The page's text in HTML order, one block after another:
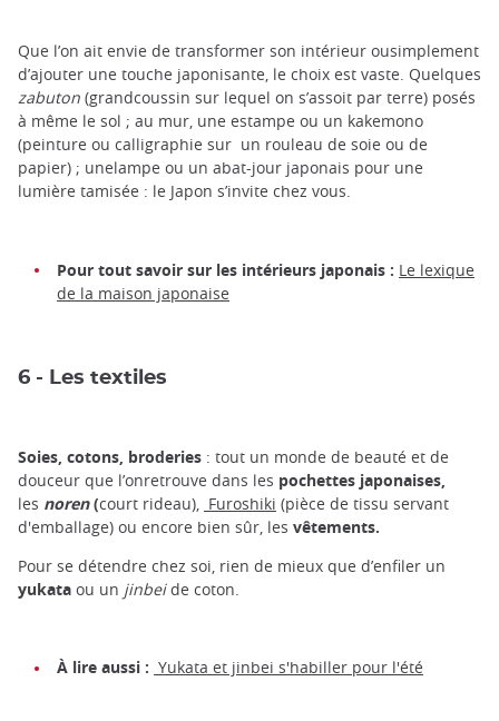
Que l’on ait envie de transformer son intérieur ousimplement
d’ajouter une touche japonisante, le choix est vaste. Quelques
zabuton (grandcoussin sur lequel on s’assoit par terre) posés
à même le sol ; au mur, une estampe ou un kakemono
(peinture ou calligraphie sur un rouleau de soie ou de
papier) ; unelampe ou un abat-jour japonais pour une
lumière tamisée : le Japon s’invite chez vous.
Pour tout savoir sur les intérieurs japonais : Le lexique
de la maison japonaise
6 - Les textiles
Soies, cotons, broderies : tout un monde de beauté et de
douceur que l’onretrouve dans les pochettes japonaises,
les noren(court rideau), Furoshiki (pièce de tissu servant
d'emballage) ou encore bien sûr, les vêtements.
Pour se détendre chez soi, rien de mieux que d’enfiler un
yukata ou un jinbeide coton.
À lire aussi : Yukata et jinbei s'habiller pour l'été